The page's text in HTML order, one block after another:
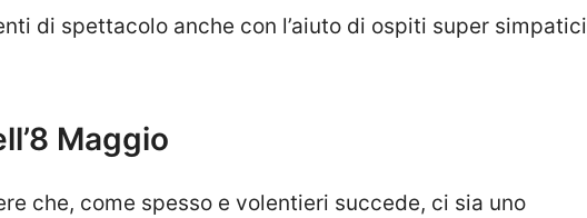
di spettacolo anche con l’aiuto di ospiti super simpatici
Maggio
che, come spesso e volentieri succede, ci sia uno